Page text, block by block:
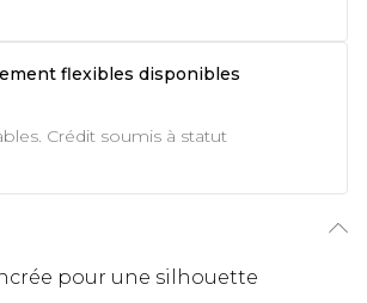
flexibles disponibles
Crédit soumis à statut
pour une silhouette